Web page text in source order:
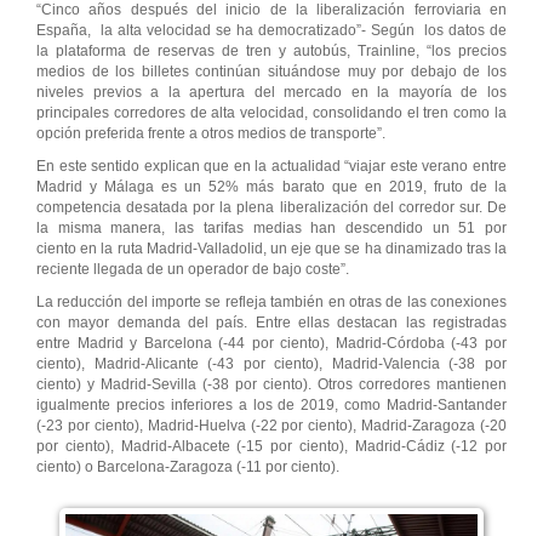
“Cinco años después del inicio de la liberalización ferroviaria en
España, la alta velocidad se ha democratizado”- Según los datos de
la plataforma de reservas de tren y autobús, Trainline, “los precios
medios de los billetes continúan situándose muy por debajo de los
niveles previos a la apertura del mercado en la mayoría de los
principales corredores de alta velocidad, consolidando el tren como la
opción preferida frente a otros medios de transporte”.
En este sentido explican que en la actualidad “viajar este verano entre
Madrid y Málaga es un 52% más barato que en 2019, fruto de la
competencia desatada por la plena liberalización del corredor sur. De
la misma manera, las tarifas medias han descendido un 51 por
ciento en la ruta Madrid-Valladolid, un eje que se ha dinamizado tras la
reciente llegada de un operador de bajo coste”.
La reducción del importe se refleja también en otras de las conexiones
con mayor demanda del país. Entre ellas destacan las registradas
entre Madrid y Barcelona (-44 por ciento), Madrid-Córdoba (-43 por
ciento), Madrid-Alicante (-43 por ciento), Madrid-Valencia (-38 por
ciento) y Madrid-Sevilla (-38 por ciento). Otros corredores mantienen
igualmente precios inferiores a los de 2019, como Madrid-Santander
(-23 por ciento), Madrid-Huelva (-22 por ciento), Madrid-Zaragoza (-20
por ciento), Madrid-Albacete (-15 por ciento), Madrid-Cádiz (-12 por
ciento) o Barcelona-Zaragoza (-11 por ciento).